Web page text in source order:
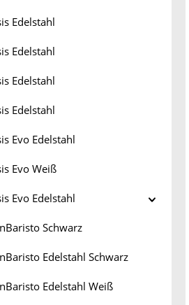
Edelstahl
Edelstahl
Edelstahl
Edelstahl
Evo Edelstahl
Evo Weiß
Evo Edelstahl
Schwarz
Edelstahl Schwarz
Edelstahl Weiß